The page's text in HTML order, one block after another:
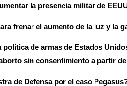
la presencia militar de
frenar el aumento de la luz y la
política de armas de Estados
sin consentimiento a partir
de Defensa por el caso